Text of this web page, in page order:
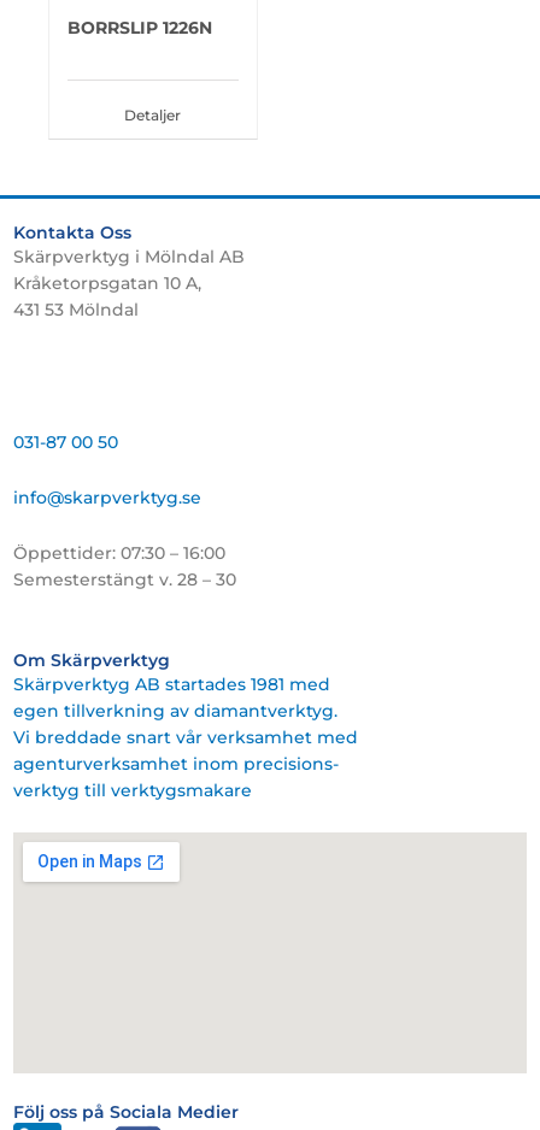
BORRSLIP 1226N
Detaljer
Kontakta Oss
Skärpverktyg i Mölndal AB
Kråketorpsgatan 10 A,
431 53 Mölndal
031-87 00 50
info@skarpverktyg.se
Öppettider: 07:30 – 16:00
Semesterstängt v. 28 – 30
Om Skärpverktyg
Skärpverktyg AB startades 1981 med
egen tillverkning av diamantverktyg.
Vi breddade snart vår verksamhet med
agenturverksamhet inom precisions-
verktyg till verktygsmakare
Följ oss på Sociala Medier